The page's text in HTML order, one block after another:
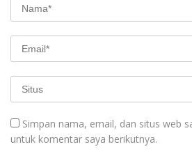
Simpan nama, email, dan situs web
untuk komentar saya berikutnya.